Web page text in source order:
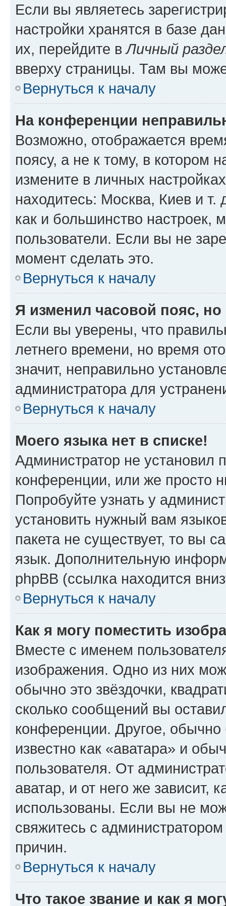
Если вы являетесь
настройки хранятся в базе
их, перейдите вЛичный
вверху страницы. Там вы
Вернуться к началу
На конференции
Возможно, отображается
поясу, а не к тому, в котором
измените в личных
находитесь: Москва, Киев и т.
как и большинство настроек,
пользователи. Если вы не
момент сделать это.
Вернуться к началу
Я изменил часовой пояс,
Если вы уверены, что
летнего времени, но время
значит, неправильно
администратора для
Вернуться к началу
Моего языка нет в списке!
Администратор не установил
конференции, или же просто
Попробуйте узнать у
установить нужный вам
пакета не существует, то вы
язык. Дополнительную
phpBB (ссылка находится
Вернуться к началу
Как я могу поместить
Вместе с именем
изображения. Одно из них
обычно это звёздочки,
сколько сообщений вы
конференции. Другое,
известно как «аватара» и
пользователя. От
аватар, и от него же зависит,
использованы. Если вы не
свяжитесь с
причин.
Вернуться к началу
Что такое звание и как я